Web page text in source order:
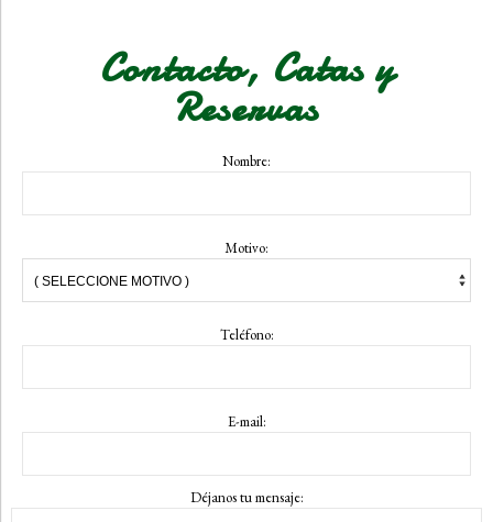
Contacto, Catas y
Reservas
Nombre:
Motivo:
Teléfono:
E-mail:
Déjanos tu mensaje: